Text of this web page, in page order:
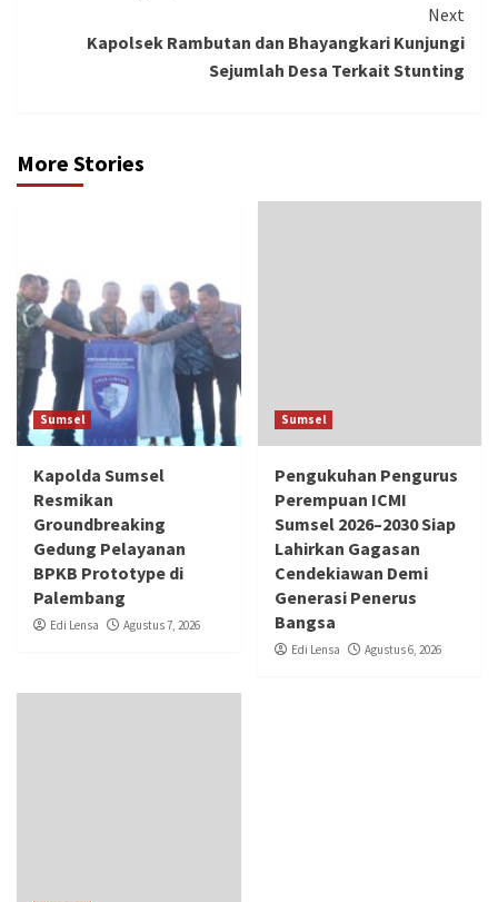
Next
Kapolsek Rambutan dan Bhayangkari Kunjungi
Sejumlah Desa Terkait Stunting
More Stories
Sumsel
Kapolda Sumsel
Resmikan
Groundbreaking
Gedung Pelayanan
BPKB Prototype di
Palembang
Edi Lensa Agustus 7, 2026
Sumsel
Pengukuhan Pengurus
Perempuan ICMI
Sumsel 2026–2030 Siap
Lahirkan Gagasan
Cendekiawan Demi
Generasi Penerus
Bangsa
Edi Lensa Agustus 6, 2026